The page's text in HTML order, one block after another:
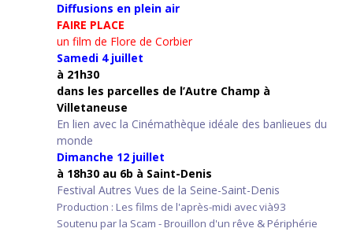
Diffusions en plein air
FAIRE PLACE
un film de Flore de Corbier
Samedi 4 juillet
à 21h30
dans les parcelles de l’Autre Champ à
Villetaneuse
En lien avec la Cinémathèque idéale des banlieues du
monde
Dimanche 12 juillet
à 18h30 au 6b à Saint-Denis
Festival Autres Vues de la Seine-Saint-Denis
Production : Les films de l'après-midi avec vià93
Soutenu par la Scam - Brouillon d'un rêve & Périphérie